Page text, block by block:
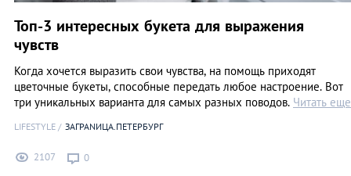
Топ-3 интересных букета для выражения
чувств
Когда хочется выразить свои чувства, на помощь приходят
цветочные букеты, способные передать любое настроение. Вот
три уникальных варианта для самых разных поводов. Читать еще
LIFESTYLE ЗАГРАNИЦА.ПЕТЕРБУРГ
2107 0